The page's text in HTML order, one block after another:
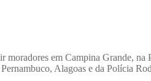
em Campina Grande,
Alagoas e da Polícia